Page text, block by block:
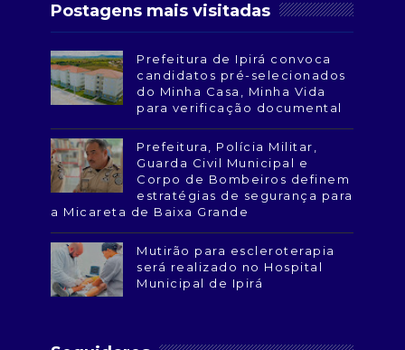
Postagens mais visitadas
Prefeitura de Ipirá convoca
candidatos pré-selecionados
do Minha Casa, Minha Vida
para verificação documental
Prefeitura, Polícia Militar,
Guarda Civil Municipal e
Corpo de Bombeiros definem
estratégias de segurança para
a Micareta de Baixa Grande
Mutirão para escleroterapia
será realizado no Hospital
Municipal de Ipirá